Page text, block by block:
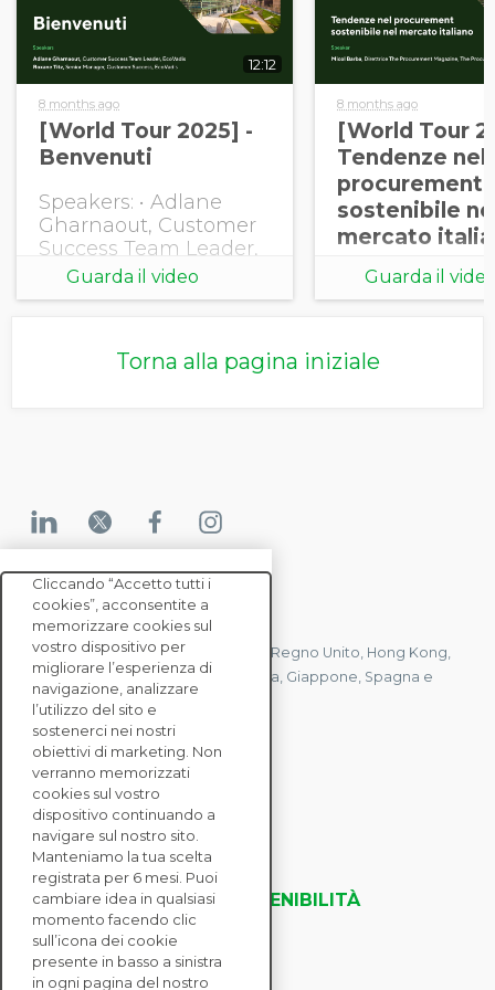
12:12
8 months ago
[World Tour 2025] -
Benvenuti
Speakers: • Adlane
Gharnaout, Customer
Success Team Leader,
EcoVadis • Roxane Titz,
Senior Manager,
Guarda il video
8 months ago
[World Tour
Tendenze nel
procurement
sostenibile
mercato
Guarda il
Torna alla pagina iniziale
CONTATTACI
Abbiamo uffici in Francia, Stati Uniti, Regno Unito, Hong Kong,
Mauritius, Polonia, Canada, Germania, Giappone, Spagna e
Singapore.
CONTATTACI
SOLUZIONI
ENTERPRISE
VALUTAZIONI DELLA SOSTENIBILITÀ
RISORSE
INFORMAZIONI
Cliccando “Accetto tutti i
cookies”, acconsentite a
memorizzare cookies sul
vostro dispositivo per
migliorare l’esperienza di
navigazione, analizzare
l’utilizzo del sito e
sostenerci nei nostri
obiettivi di marketing. Non
verranno memorizzati
cookies sul vostro
dispositivo continuando a
navigare sul nostro sito.
Manteniamo la tua scelta
registrata per 6 mesi. Puoi
cambiare idea in qualsiasi
momento facendo clic
sull’icona dei cookie
presente in basso a sinistra
in ogni pagina del nostro